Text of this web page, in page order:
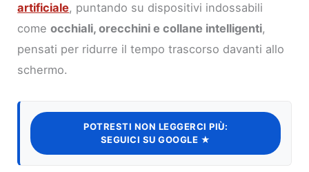
artificiale, puntando su dispositivi indossabili
comeocchiali, orecchini e collane intelligenti,
pensati per ridurre il tempo trascorso davanti allo
schermo.
POTRESTI NON LEGGERCI PIÙ:
SEGUICI SU GOOGLE ★